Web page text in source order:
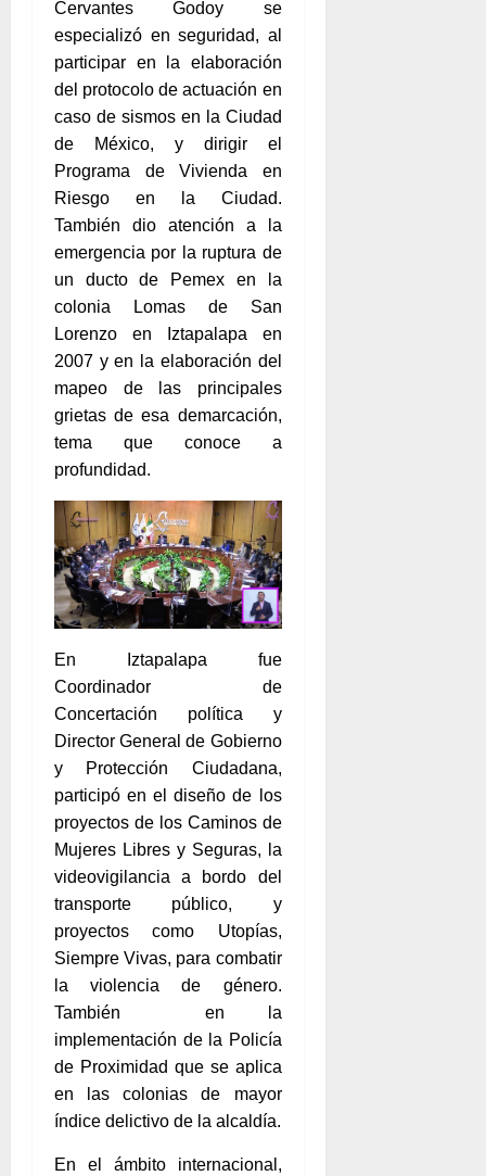
Cervantes Godoy se
especializó en seguridad, al
participar en la elaboración
del protocolo de actuación en
caso de sismos en la Ciudad
de México, y dirigir el
Programa de Vivienda en
Riesgo en la Ciudad.
También dio atención a la
emergencia por la ruptura de
un ducto de Pemex en la
colonia Lomas de San
Lorenzo en Iztapalapa en
2007 y en la elaboración del
mapeo de las principales
grietas de esa demarcación,
tema que conoce a
profundidad.
En Iztapalapa fue
Coordinador de
Concertación política y
Director General de Gobierno
y Protección Ciudadana,
participó en el diseño de los
proyectos de los Caminos de
Mujeres Libres y Seguras, la
videovigilancia a bordo del
transporte público, y
proyectos como Utopías,
Siempre Vivas, para combatir
la violencia de género.
También en la
implementación de la Policía
de Proximidad que se aplica
en las colonias de mayor
índice delictivo de la alcaldía.
En el ámbito internacional,